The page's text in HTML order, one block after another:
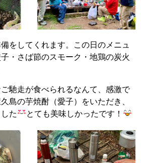
をしてくれます。この日のメニュ
・さば節のスモーク・地鶏の炭火
馳走が食べられるなんて、感激で
島の芋焼酎（愛子）をいただき、
た
とても美味しかったです！